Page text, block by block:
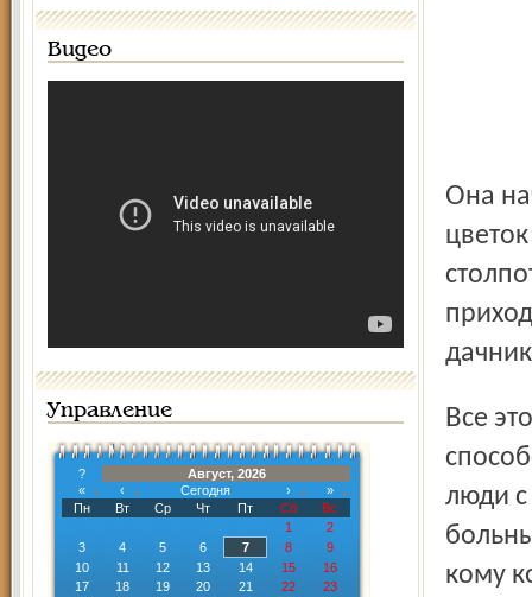
Видео
Управление
?
Август, 2026
«
‹ Сегодня ›
»
Пн
Вт Ср Чт Пт Сб
Вс
1
2
3
4 5 6 7 8
9
10
11 12 13 14 15
16
17
18 19 20 21 22
23
Она начнется с мероприятия под названием «Белый
Все это не помешает, а наоборот, как здесь считают, будет
люди
кому